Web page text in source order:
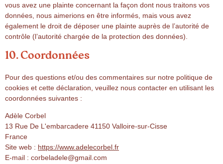
vous avez une plainte concernant la façon dont nous traitons vos
données, nous aimerions en être informés, mais vous avez
également le droit de déposer une plainte auprès de l’autorité de
contrôle (l’autorité chargée de la protection des données).
10. Coordonnées
Pour des questions et/ou des commentaires sur notre politique de
cookies et cette déclaration, veuillez nous contacter en utilisant les
coordonnées suivantes :
Adèle Corbel
13 Rue De L'embarcadere 41150 Valloire-sur-Cisse
France
Site web : https://www.adelecorbel.fr
E-mail : corbeladele@gmail.com